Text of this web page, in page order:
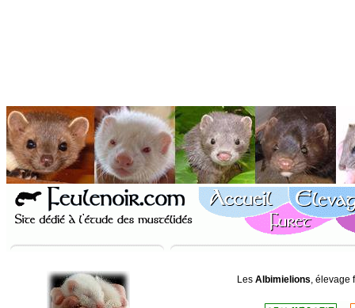
Les Albimielions, élevage